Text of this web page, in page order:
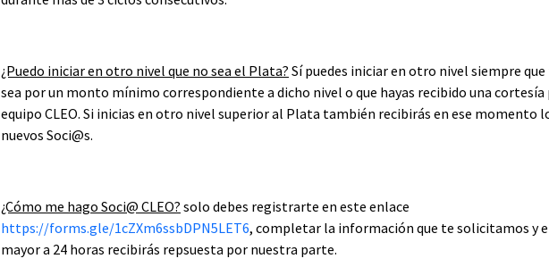
¿Puedo iniciar en otro nivel que no sea el Plata? Sí puedes iniciar en otro nivel siempre
sea por un monto mínimo correspondiente a dicho nivel o que hayas recibido una
equipo CLEO. Si inicias en otro nivel superior al Plata también recibirás en ese momento
nuevos Soci@s.
¿Cómo me hago Soci@ CLEO? solo debes registrarte en este enlace
https://forms.gle/1cZXm6ssbDPN5LET6, completar la información que te solicitamos y
mayor a 24 horas recibirás repsuesta por nuestra parte.